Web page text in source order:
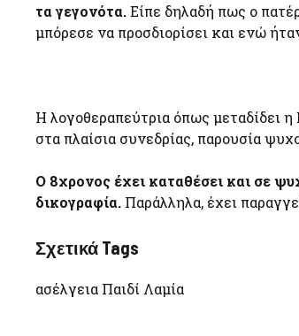
τα γεγονότα.Είπε δηλαδή πως ο
μπόρεσε να προσδιορίσει και ενώ
Η λογοθεραπεύτρια όπως μεταδίδει
στα πλαίσια συνεδρίας, παρουσία
Ο 8χρονος έχει καταθέσει και σε
δικογραφία. Παράλληλα, έχει
Σχετικά Tags
ασέλγεια Παιδί Λαμία